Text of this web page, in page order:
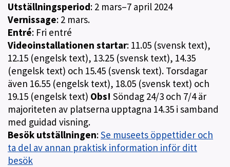
Utställningsperiod: 2 mars–7 april 2024
Vernissage: 2 mars.
Entré: Fri entré
Videoinstallationen startar: 11.05 (svensk text),
12.15 (engelsk text), 13.25 (svensk text), 14.35
(engelsk text) och 15.45 (svensk text). Torsdagar
även 16.55 (engelsk text), 18.05 (svensk text) och
19.15 (engelsk text) Obs! Söndag 24/3 och 7/4 är
majoriteten av platserna upptagna 14.35 i samband
med guidad visning.
Besök utställningen:Se museets öppettider och
ta del av annan praktisk information inför ditt
besök